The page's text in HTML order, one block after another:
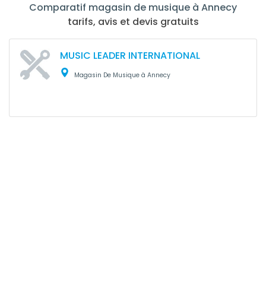
Comparatif magasin de musique à Annecy
tarifs, avis et devis gratuits
MUSIC LEADER INTERNATIONAL
Magasin De Musique à Annecy